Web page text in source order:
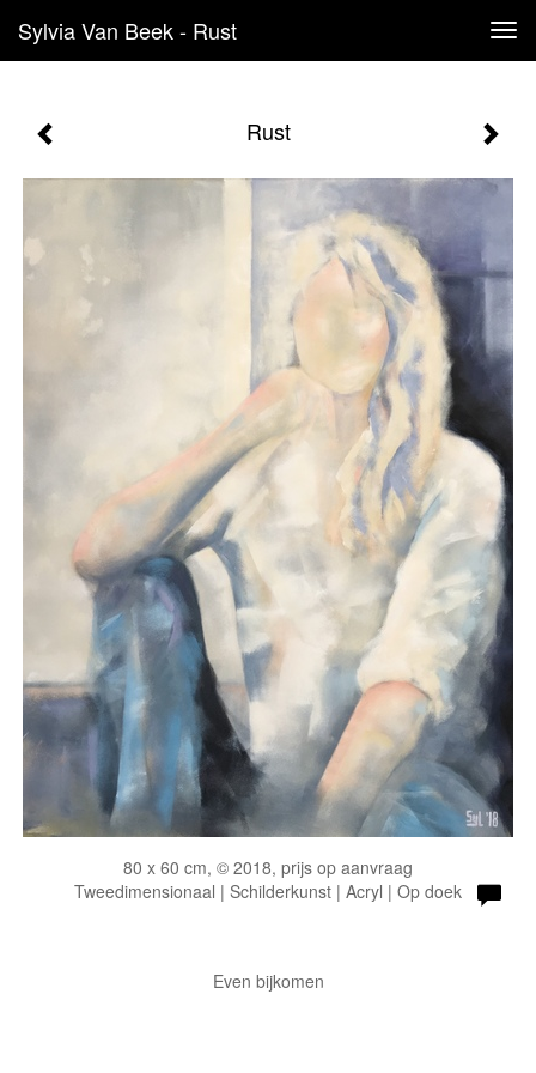
Sylvia Van Beek - Rust
Rust
80 x 60 cm, © 2018, prijs op aanvraag
Tweedimensionaal | Schilderkunst | Acryl | Op doek
Even bijkomen